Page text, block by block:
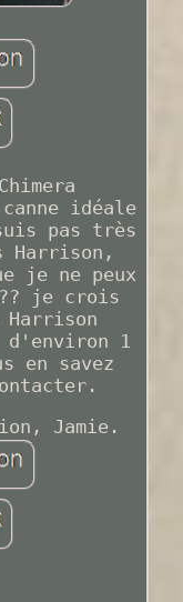
idéale
pas très
Harrison,
je ne peux
je crois
Harrison
d'environ 1
en savez
Jamie.